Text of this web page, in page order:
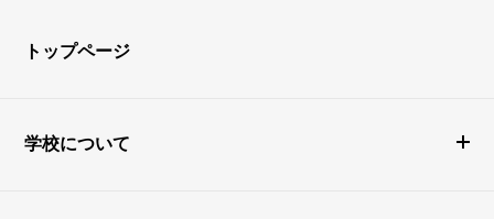
トップページ
学校について